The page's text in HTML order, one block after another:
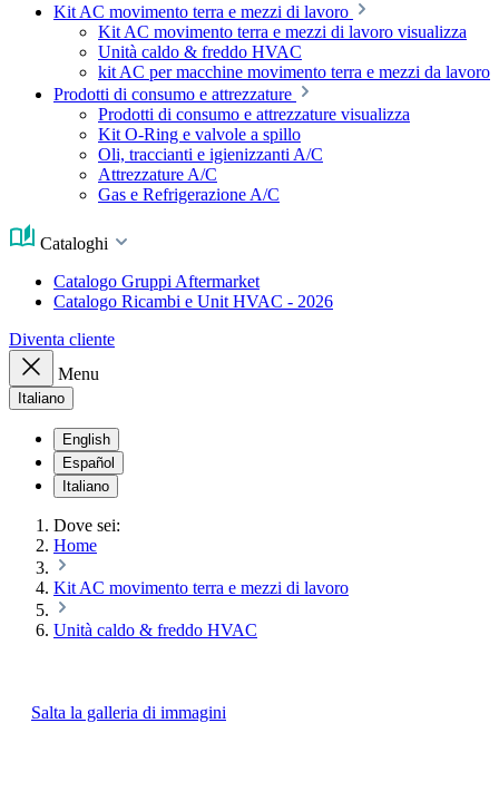
Kit AC movimento terra e mezzi di lavoro
Kit AC movimento terra e mezzi di lavoro visualizza
Unità caldo & freddo HVAC
kit AC per macchine movimento terra e mezzi da lavoro
Prodotti di consumo e attrezzature
Prodotti di consumo e attrezzature visualizza
Kit O-Ring e valvole a spillo
Oli, traccianti e igienizzanti A/C
Attrezzature A/C
Gas e Refrigerazione A/C
Cataloghi
Catalogo Gruppi Aftermarket
Catalogo Ricambi e Unit HVAC - 2026
Diventa cliente
Menu
Italiano
English
Español
Italiano
Dove sei:
Home
Kit AC movimento terra e mezzi di lavoro
Unità caldo & freddo HVAC
Salta la galleria di immagini